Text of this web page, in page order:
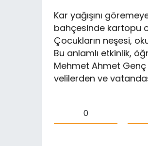
Kar yağışını
bahçesinde kartopu
Çocukların neşesi,
Bu anlamlı etkinlik,
Mehmet Ahmet
velilerden ve
0